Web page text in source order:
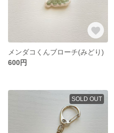
メンダコくんブローチ(みどり)
600円
SOLD OUT